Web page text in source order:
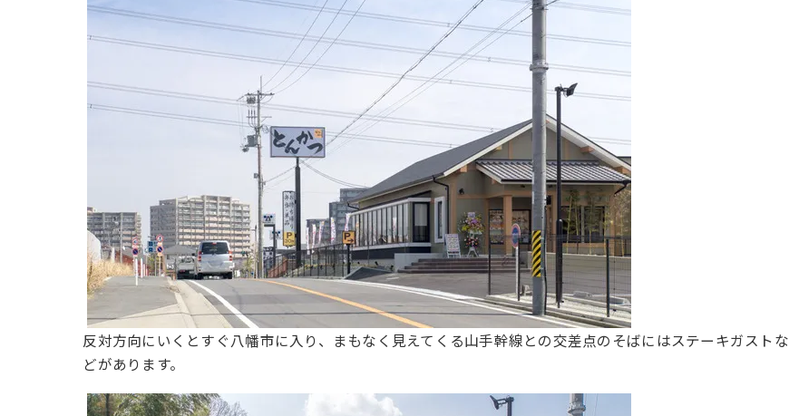
反対方向にいくとすぐ八幡市に入り、まもなく見えてくる山手幹線との交差点のそばにはステーキガストな
どがあります。